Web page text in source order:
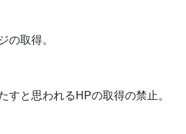
の取得。
と思われるHPの取得の禁止。